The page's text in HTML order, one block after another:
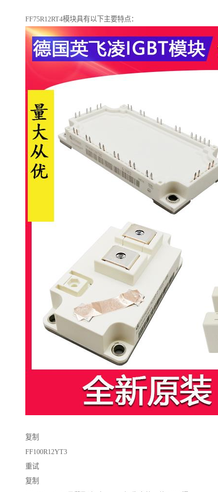
FF75R12RT4模块具有以下主要特点：
复制
FF100R12YT3
重试
复制